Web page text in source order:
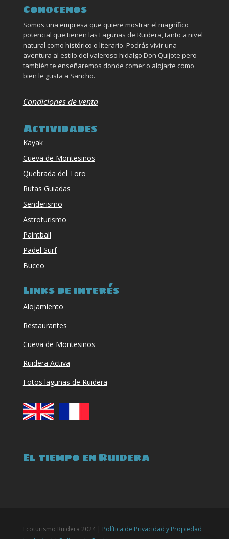
Conocenos
Somos una empresa que quiere mostrar el magnífico
potencial que tienen las Lagunas de Ruidera, tanto a nivel
natural como histórico o literario. Podrás vivir una
aventura al estilo del valeroso hidalgo Don Quijote pero
también te enseñaremos donde comer o alojarte como
bien le gusta a Sancho.
Condiciones de venta
Actividades
Kayak
Cueva de Montesinos
Quebrada del Toro
Rutas Guiadas
Senderismo
Astroturismo
Paintball
Padel Surf
Buceo
Links de interés
Alojamiento
Restaurantes
Cueva de Montesinos
Ruidera Activa
Fotos lagunas de Ruidera
El tiempo en Ruidera
Ecoturismo Ruidera 2024 | Política de Privacidad y Propiedad